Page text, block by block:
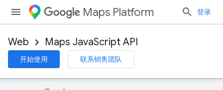
Maps Platform 登录
Web Maps JavaScript API
开始使用 联系销售团队